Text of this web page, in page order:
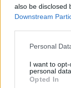
also be disclosed
Downstream
Personal
I want to
personal data.
Opted In